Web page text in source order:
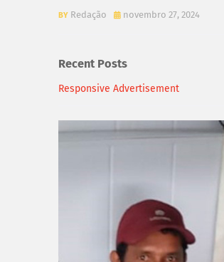
Redação novembro 27, 2024
Recent Posts
Responsive Advertisement